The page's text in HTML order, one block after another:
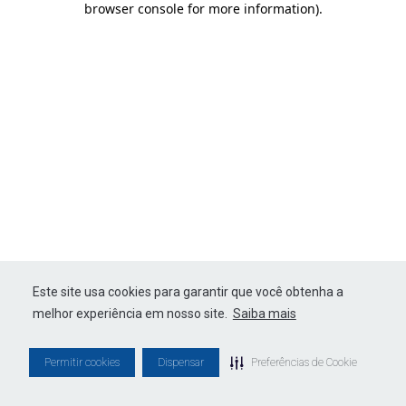
Este site usa cookies para garantir que você obtenha a
melhor experiência em nosso site. Saiba mais
Permitir cookies Dispensar Preferências de Cookie
browser console for more information).